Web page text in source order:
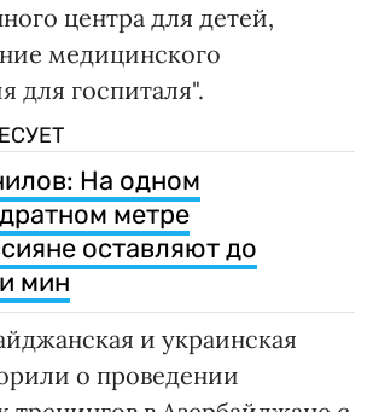
центра для детей,
медицинского
для госпиталя".
На одном
метре
оставляют до
мин
и украинская
о проведении